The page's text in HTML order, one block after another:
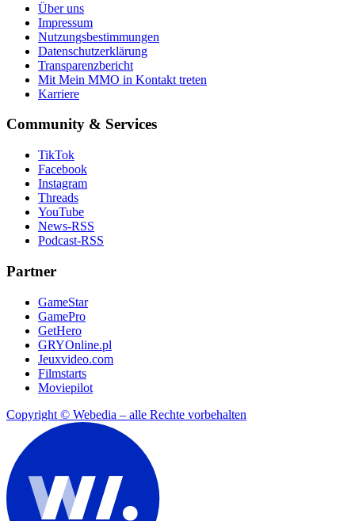
Über uns
Impressum
Nutzungsbestimmungen
Datenschutzerklärung
Transparenzbericht
Mit Mein MMO in Kontakt treten
Karriere
Community & Services
TikTok
Facebook
Instagram
Threads
YouTube
News-RSS
Podcast-RSS
Partner
GameStar
GamePro
GetHero
GRYOnline.pl
Jeuxvideo.com
Filmstarts
Moviepilot
Copyright © Webedia – alle Rechte vorbehalten